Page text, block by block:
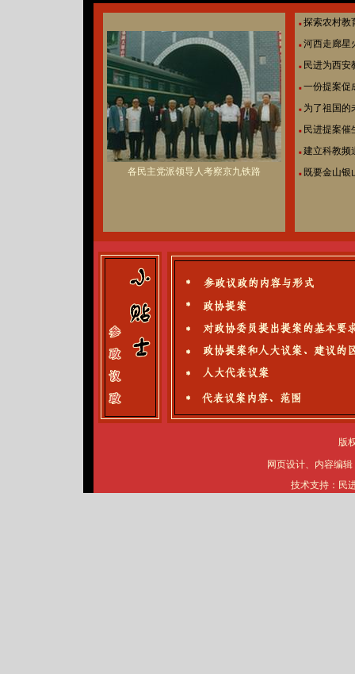
各民主党派领导人考察京九铁路
■ 探索农村教
■ 河西走廊星
■ 民进为西安
■ 一份提案促
■ 为了祖国的
■ 民进提案催
■ 建立科教频
■ 既要金山银
版
网页设计、内容编
技术支持：民